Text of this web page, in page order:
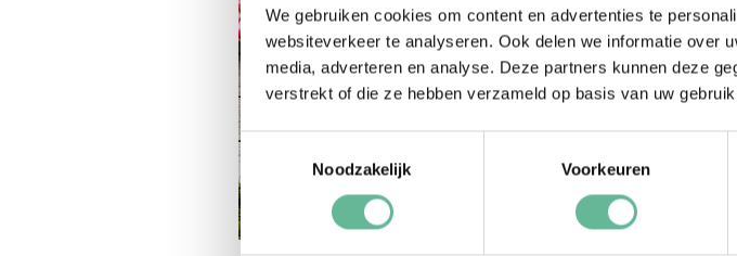
We gebruiken cookies om content en advertenties te
websiteverkeer te analyseren. Ook delen we informatie over
media, adverteren en analyse. Deze partners kunnen deze
verstrekt of die ze hebben verzameld op basis van uw
Toestemmingsselectie
Noodzakelijk
Voorkeuren